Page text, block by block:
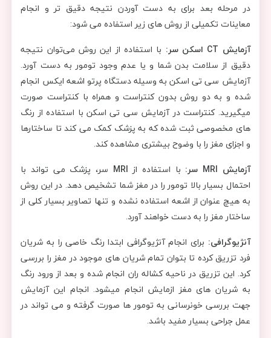
در مرحله بعد برای به دست آوردن نتیجه دقیق تر و انجام
معاینات تکمیلی از روش های زیر استفاده می شود:
آزمایش CT اسکن سر:
با استفاده از این روش می‌توان نتیجه
دقیق از سلامت بدن شما و یا عدم وجود تومور به دست آورد.
آزمایش سی تی اسکن به وسیله دستگاه پرتو اشعه ایکس انجام
شده و به دو روش بدون کنتراست و همراه با کنتراست صورت
میگیرید. کنتراست در آزمایش سی تی اسکن با استفاده از رنگ
های مخصوصی ثبت شده که به پزشک کمک می کند تا ساختارها
و اجزای مغز را با وضوح بیشتری مشاهده کند.
آزمایش MRI سر:
با استفاده از MRI سر، پزشک می تواند با
احتمال بسیار بالا تومور را در مغز شما تشخیص دهد. در این روش
به هیچ عنوان از اشعه استفاده نشده و تنها تصاویر بسیار کلی از
ساختار مغز را به دست خواهند آورد.
آنژیوگرافی: برای انجام آنژیوگرافی ابتدا رنگ خاصی را به شریان
فرد تزریق کرده تا بتوان تمام شریان های موجود در مغز را بررسی
کرد. این تزریق در ناحیه کشاله ران انجام شده و بعد از ورود رنگ
به شریان های مغز ازمایش انجام میشود. انجام این آزمایش
جهت بررسی خونرسانی به تومور ها صورت گرفته و می تواند در
عمل جراحی بسیار مفید باشد.